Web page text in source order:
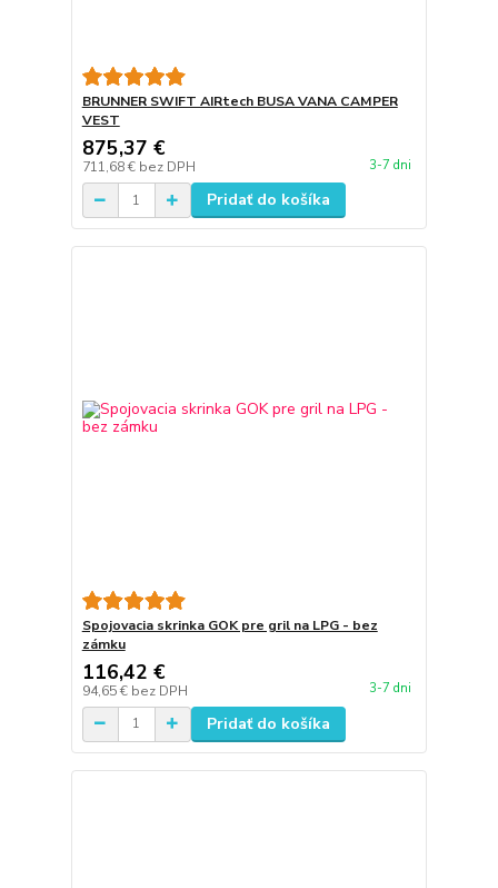
BRUNNER SWIFT AIRtech BUSA VANA CAMPER
VEST
875,37 €
711,68 € bez DPH 3-7 dni
Pridať do košíka
Spojovacia skrinka GOK pre gril na LPG - bez
zámku
116,42 €
94,65 € bez DPH 3-7 dni
Pridať do košíka